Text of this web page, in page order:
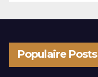
Populaire Posts